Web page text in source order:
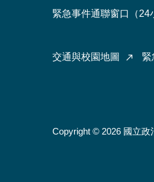
緊急事件通聯窗口（24
交通與校園地圖 緊
Copyright © 2026 國立政